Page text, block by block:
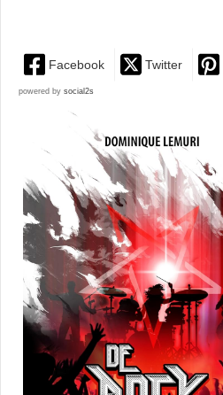
Facebook Twitter
powered by social2s